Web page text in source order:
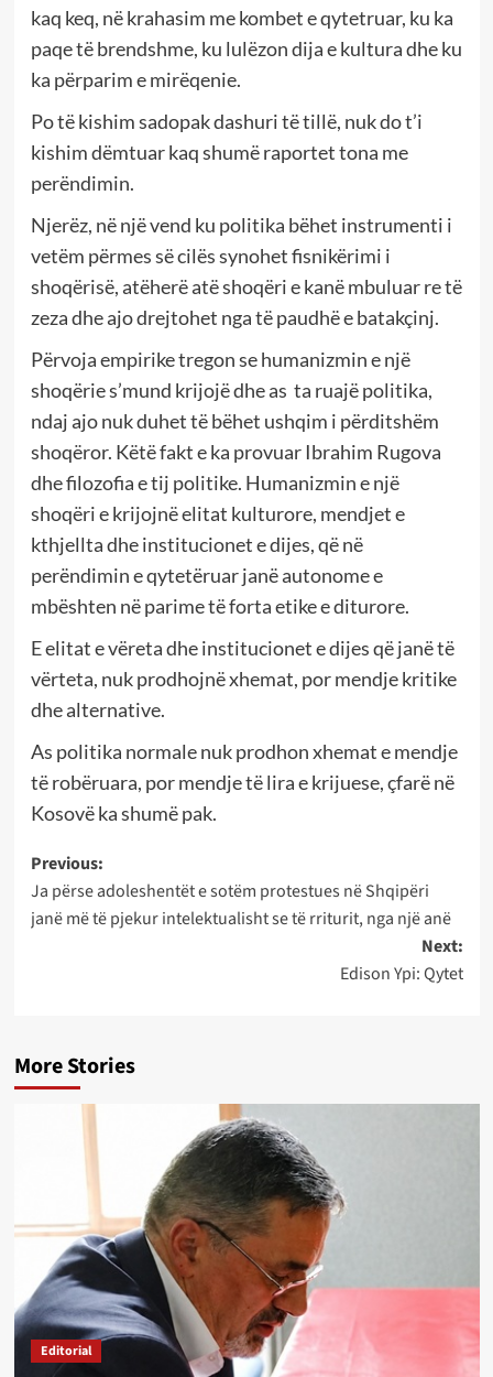
kaq keq, në krahasim me kombet e qytetruar, ku ka
paqe të brendshme, ku lulëzon dija e kultura dhe ku
ka përparim e mirëqenie.
Po të kishim sadopak dashuri të tillë, nuk do t’i
kishim dëmtuar kaq shumë raportet tona me
perëndimin.
Njerëz, në një vend ku politika bëhet instrumenti i
vetëm përmes së cilës synohet fisnikërimi i
shoqërisë, atëherë atë shoqëri e kanë mbuluar re të
zeza dhe ajo drejtohet nga të paudhë e batakçinj.
Përvoja empirike tregon se humanizmin e një
shoqërie s’mund krijojë dhe as ta ruajë politika,
ndaj ajo nuk duhet të bëhet ushqim i përditshëm
shoqëror. Këtë fakt e ka provuar Ibrahim Rugova
dhe filozofia e tij politike. Humanizmin e një
shoqëri e krijojnë elitat kulturore, mendjet e
kthjellta dhe institucionet e dijes, që në
perëndimin e qytetëruar janë autonome e
mbështen në parime të forta etike e diturore.
E elitat e vëreta dhe institucionet e dijes që janë të
vërteta, nuk prodhojnë xhemat, por mendje kritike
dhe alternative.
As politika normale nuk prodhon xhemat e mendje
të robëruara, por mendje të lira e krijuese, çfarë në
Kosovë ka shumë pak.
Post
navigation
Previous:
Ja përse adoleshentët e sotëm protestues në Shqipëri
janë më të pjekur intelektualisht se të rriturit, nga një anë
Next:
Edison Ypi: Qytet
More Stories
Editorial